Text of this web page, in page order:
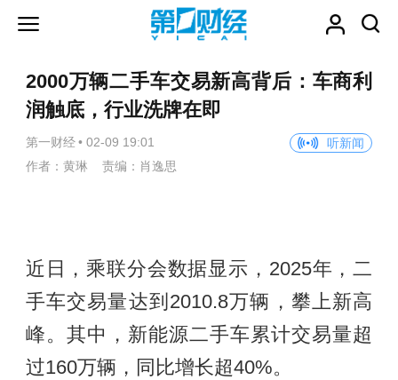
2000万辆二手车交易新高背后：车商利
润触底，行业洗牌在即
第一财经 • 02-09 19:01
听新闻
作者：黄琳 责编：肖逸思
近日，乘联分会数据显示，2025年，二
手车交易量达到2010.8万辆，攀上新高
峰。其中，新能源二手车累计交易量超
过160万辆，同比增长超40%。